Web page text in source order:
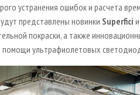
устранения ошибок и расчета
представлены новинки Superfici
покраски, а также
помощи ультрафиолетовых